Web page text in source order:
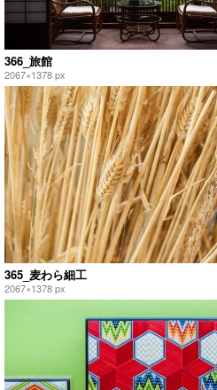
366_旅館
2067×1378 px
365_麦わら細工
2067×1378 px